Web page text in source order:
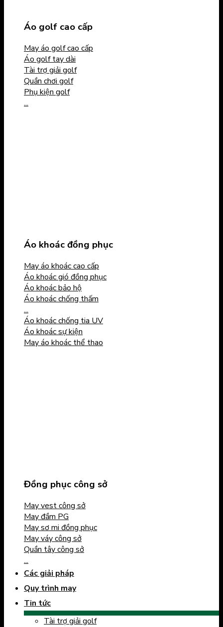
Áo golf cao cấp
May áo golf cao cấp
Áo golf tay dài
Tài trợ giải golf
Quần chơi golf
Phụ kiện golf
...
Áo khoác đồng phục
May áo khoác cao cấp
Áo khoác gió đồng phục
Áo khoác bảo hộ
Áo khoác chống thấm
...
Áo khoác chống tia UV
Áo khoác sự kiện
May áo khoác thể thao
Đồng phục công sở
May vest công sở
May đầm PG
May sơ mi đồng phục
May váy công sở
Quần tây công sở
...
Các giải pháp
Quy trình may
Tin tức
Tài trợ giải golf